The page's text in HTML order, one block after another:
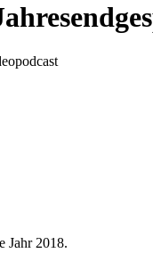
Jahr 2018.